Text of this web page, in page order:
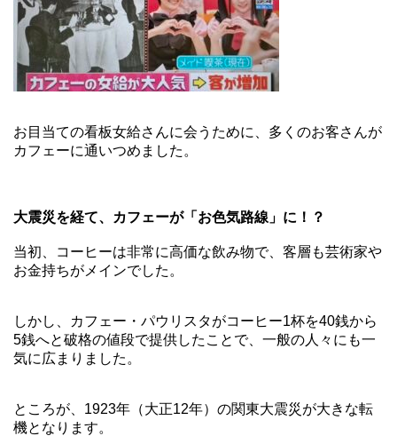
お目当ての看板女給さんに会うために、多くのお客さんが
カフェーに通いつめました。
大震災を経て、カフェーが「お色気路線」に！？
当初、コーヒーは非常に高価な飲み物で、客層も芸術家や
お金持ちがメインでした。
しかし、カフェー・パウリスタがコーヒー1杯を40銭から
5銭へと破格の値段で提供したことで、一般の人々にも一
気に広まりました。
ところが、1923年（大正12年）の関東大震災が大きな転
機となります。